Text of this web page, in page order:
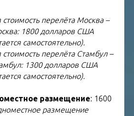
перелёта Москва –
1800 долларов США
самостоятельно).
перелёта Стамбул –
1300 долларов США
самостоятельно).
размещение: 1600
размещение